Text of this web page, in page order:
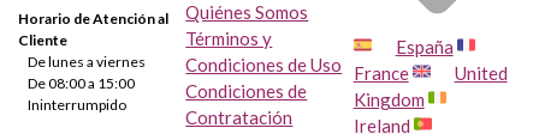
Horario de Atención al
Cliente
De lunes a viernes
De 08:00 a 15:00
Ininterrumpido
Quiénes Somos
Términos y
Condiciones de Uso
Condiciones de
Contratación
España
France
United
Kingdom
Ireland